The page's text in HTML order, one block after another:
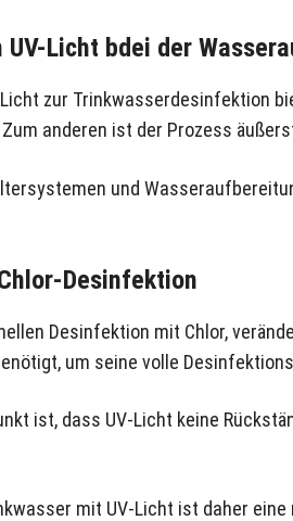
Licht bdei der
Licht zur Trinkwasserdesinfektion
anderen ist der Prozess
und
Desinfektion
Desinfektion mit Chlor,
um seine volle
ist, dass UV-Licht keine
mit UV-Licht ist daher